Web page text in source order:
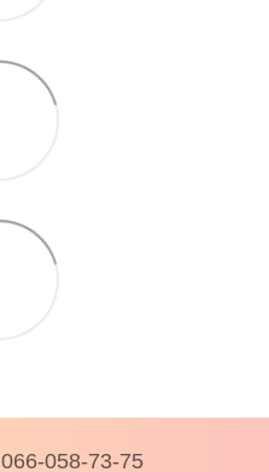
066-058-73-75